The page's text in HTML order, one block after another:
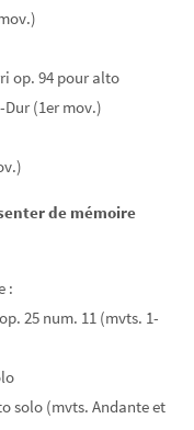
op. 94 pour alto
(1er mov.)
de mémoire
:
25 num. 11 (mvts. 1-
solo (mvts. Andante et